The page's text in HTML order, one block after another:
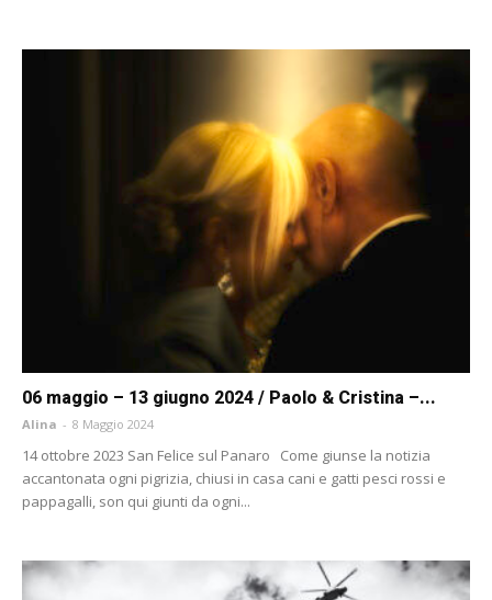
06 maggio – 13 giugno 2024 / Paolo & Cristina –...
Alina - 8 Maggio 2024
14 ottobre 2023 San Felice sul Panaro Come giunse la notizia
accantonata ogni pigrizia, chiusi in casa cani e gatti pesci rossi e
pappagalli, son qui giunti da ogni...